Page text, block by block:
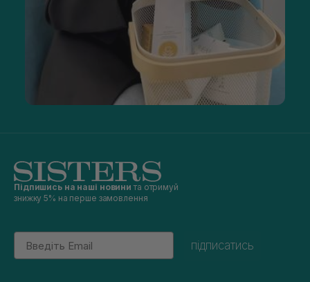
Один із таких прикладів — сироватка
THERAMID C-Tetra E.F.
3 формами вітаміну С. Вона має ніжну, легку текстуру та
добре вбирається. Власницям чутливої шкіри також радимо
звернути увагу на продукт преміумкласу
IS CLINICAL Pro-
. Він містить інноваційну L-аскорбінову
кислоту, яка сприяє заспокоєнню, відновленню й
В асортименті Sisters представлені й інші засоби. Тому ви
можете підібрати оптимальну доглядову косметику для
Щоб отримати максимальний ефект від сироватки для
обличчя з вітаміном С, необхідно правильно інтегрувати її в
щоденний догляд. Дотримуйтесь простого, але
Нанесіть кілька крапель сироватки на сухий покрив і
рівномірно розподіліть легкими рухами.
Підпишись на наші новини та отримуй
знижку 5% на перше замовлення
Email
підписатись